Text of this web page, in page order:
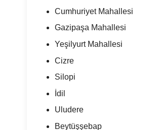
Cumhuriyet Mahallesi
Gazipaşa Mahallesi
Yeşilyurt Mahallesi
Cizre
Silopi
İdil
Uludere
Beytüşşebap